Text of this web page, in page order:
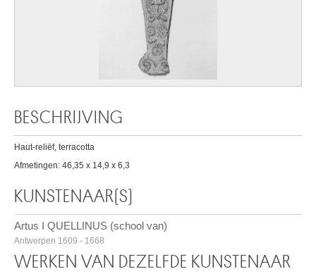
BESCHRIJVING
Haut-reliëf, terracotta
Afmetingen: 46,35 x 14,9 x 6,3
KUNSTENAAR(S)
Artus I QUELLINUS (school van)
Antwerpen 1609 - 1668
WERKEN VAN DEZELFDE KUNSTENAAR